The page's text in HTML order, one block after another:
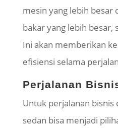
mesin yang lebih besar
bakar yang lebih besar,
Ini akan memberikan
efisiensi selama
Perjalanan
Untuk perjalanan bisnis
sedan bisa menjadi